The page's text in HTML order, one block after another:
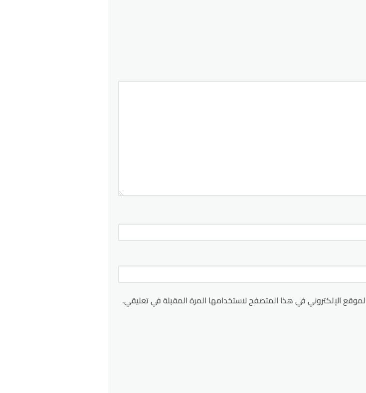
الإلكتروني في هذا المتصفح لاستخدامها المرة المقبلة في تعليقي.